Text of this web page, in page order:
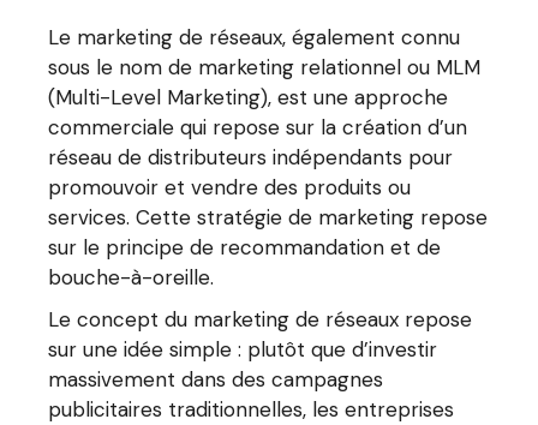
Le marketing de réseaux, également connu
sous le nom de marketing relationnel ou MLM
(Multi-Level Marketing), est une approche
commerciale qui repose sur la création d’un
réseau de distributeurs indépendants pour
promouvoir et vendre des produits ou
services. Cette stratégie de marketing repose
sur le principe de recommandation et de
bouche-à-oreille.
Le concept du marketing de réseaux repose
sur une idée simple : plutôt que d’investir
massivement dans des campagnes
publicitaires traditionnelles, les entreprises